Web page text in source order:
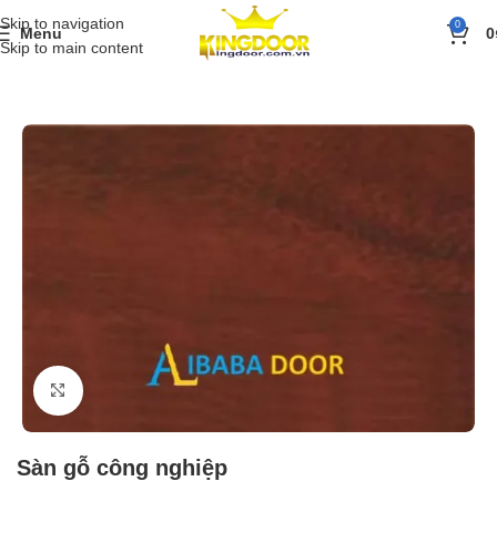
Skip to navigation
Skip to main content
Menu 0 0
Trang chủ» Sản phẩm Sàn gỗ công nghiệp
Click to enlarge
Sàn gỗ công nghiệp